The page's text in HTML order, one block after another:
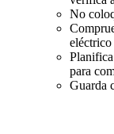
No
para
Guarda